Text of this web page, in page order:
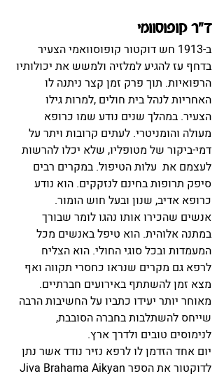
ד"ר קופוסוומי
ב-1913 חש דוקטור קופוסוואמי הצעיר
בדחף עז להגיע למלזיה ולמשש את יכולותיו
הרפואיות. תוך פרק זמן קצר ניתנה לו
האחריות לנהל בית חולים ,למרות גילו
הצעיר. במהלך שנים נודע שמו כרופא
מעולה והומניטרי. לעתים קרובות ויתר על
דמי-ביקור של מטופליו, שלא יכלו להרשות
לעצמם את  עלות הטיפול. במקרים רבים
סיפק תרופות בחינם לנזקקים. הוא נודע
כרופא אדיב, שנון ובעל חוש הומור.
אנשים שהכירו אותו נהגו לומר שבורך
במתנה אלוהית. הוא טיפל באנשים מכל
המעמדות ובכל סוגי החולי. הוא הצליח
לרפא גם מקרים שנראו כחסרי תקווה ואף
מצא זמן להשתתף באירועים חברתיים.
מאוחר יותר יעידו כתביו על החשיבות הרבה
שייחס להשתלבות בחברה הסובבת,
לנימוסים טובים ולדרך ארץ.
יום אחד הזדמן לו לרפא נזיר נודד אשר נתן